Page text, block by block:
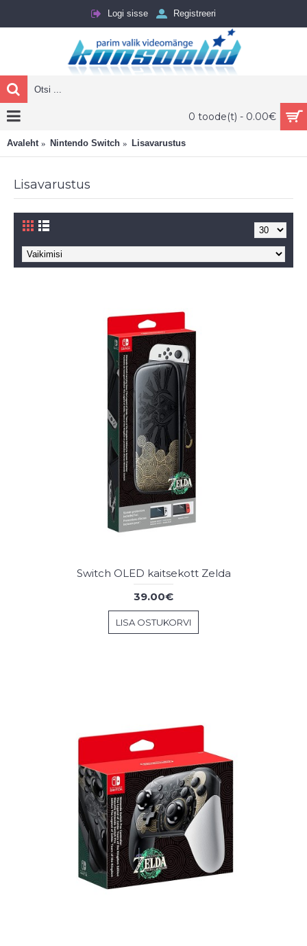
Logi sisse Registreeri
0 toode(t) - 0.00€
Avaleht Nintendo Switch Lisavarustus
Lisavarustus
Switch OLED kaitsekott Zelda
39.00€
LISA OSTUKORVI